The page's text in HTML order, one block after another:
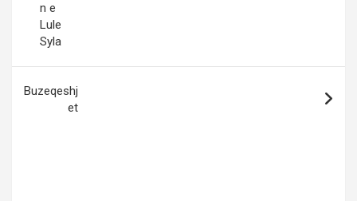
n e
Lule
Syla
Buzeqeshj
et